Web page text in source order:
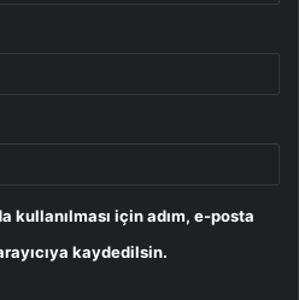
kullanılması için adım, e-posta
kaydedilsin.